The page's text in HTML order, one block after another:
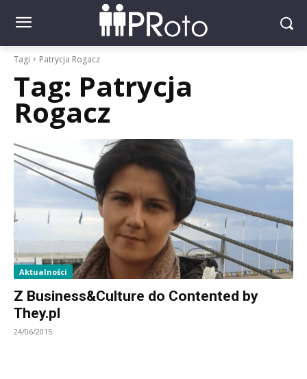
Tagi Patrycja Rogacz
Tag: Patrycja
Rogacz
Aktualności
Z Business&Culture do Contented by
They.pl
24/06/2015